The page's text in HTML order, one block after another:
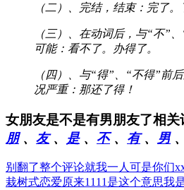
（二）、完结，结束：完了。
（三）、在动词后，与“不”
可能：看不了。办得了。
（四）、与“得”、“不得”前
况严重：那还了得！
女朋友是不是有男朋友了相关
朋、 友、 是、 不、 有、 男、
别翻了整个评论就我一人 可是你们
栽树式恋爱原来1111是这个意思我